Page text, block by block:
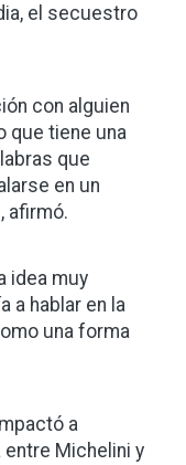
el secuestro
con alguien
que tiene una
que
en un
afirmó.
idea muy
a hablar en la
una forma
a
Michelini y